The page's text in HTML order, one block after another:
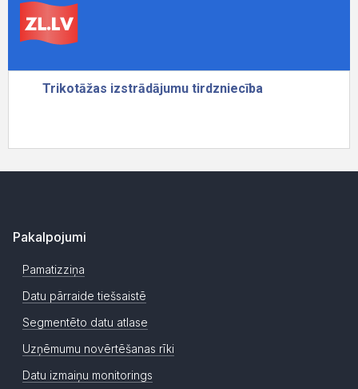
Pakalpojumi
Pamatizziņa
Datu pārraide tiešsaistē
Segmentēto datu atlase
Uzņēmumu novērtēšanas rīki
Datu izmaiņu monitorings